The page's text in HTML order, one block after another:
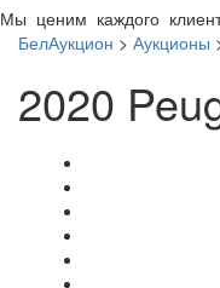
Мы ценим каждого
БелАукцион > Аукционы
2020